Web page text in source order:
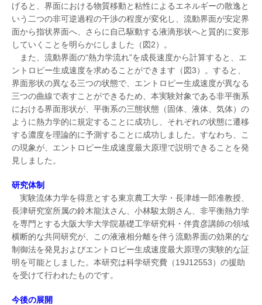
げると、界面における物質移動と粘性によるエネルギーの散逸と
いう二つの非可逆過程の干渉の程度が変化し、流動界面が安定界
面から指状界面へ、さらに自己駆動する液滴形状へと質的に変形
していくことを明らかにしました（図2）。
また、流動界面の“熱力学流れ”を成長速度から計算すると、エ
ントロピー生成速度を求めることができます（図3）。すると、
界面形状の異なる三つの状態で、エントロピー生成速度が異なる
三つの曲線で表すことができるため、本実験対象である非平衡系
における界面形状が、平衡系の三態状態（固体、液体、気体）の
ように熱力学的に規定することに成功し、それぞれの状態に遷移
する濃度を理論的に予測することに成功しました。すなわち、こ
の現象が、エントロピー生成速度最大原理で説明できることを発
見しました。
研究体制
実験流体力学を得意とする東京農工大学・長津雄一郎准教授、
長津研究室所属の鈴木龍汰さん、小林駿太朗さん、非平衡熱力学
を専門とする大阪大学大学院基礎工学研究科・伴貴彦講師の領域
横断的な共同研究が、この液液相分離を伴う流動界面の効果的な
制御法を発見およびエントロピー生成速度最大原理の実験的な証
明を可能としました。本研究は科学研究費（19J12553）の援助
を受けて行われたものです。
今後の展開